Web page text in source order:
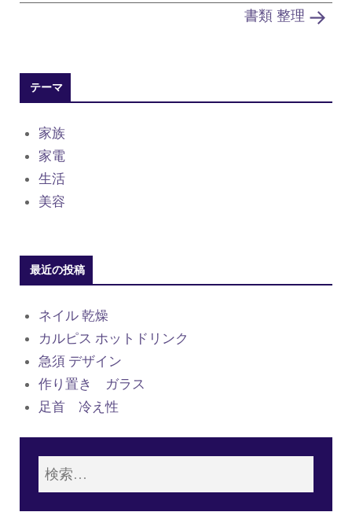
書類 整理
テーマ
家族
家電
生活
美容
最近の投稿
ネイル 乾燥
カルピス ホットドリンク
急須 デザイン
作り置き ガラス
足首 冷え性